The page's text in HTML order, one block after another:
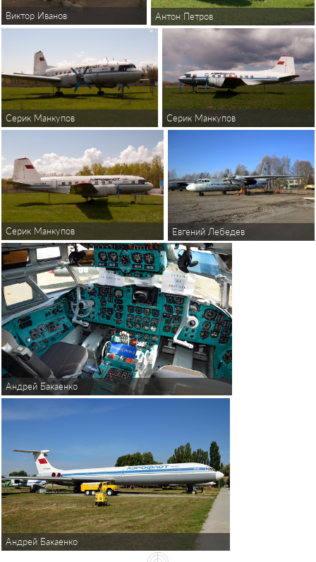
Виктор Иванов Антон Петров
Серик Манкупов Серик Манкупов
Серик Манкупов Евгений Лебедев
Андрей Бакаенко
Андрей Бакаенко